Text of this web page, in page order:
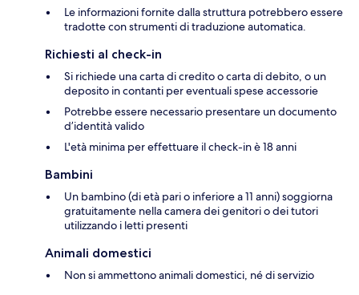
Le informazioni fornite dalla struttura potrebbero essere
tradotte con strumenti di traduzione automatica.
Richiesti al check-in
Si richiede una carta di credito o carta di debito, o un
deposito in contanti per eventuali spese accessorie
Potrebbe essere necessario presentare un documento
d’identità valido
L'età minima per effettuare il check-in è 18 anni
Bambini
Un bambino (di età pari o inferiore a 11 anni) soggiorna
gratuitamente nella camera dei genitori o dei tutori
utilizzando i letti presenti
Animali domestici
Non si ammettono animali domestici, né di servizio